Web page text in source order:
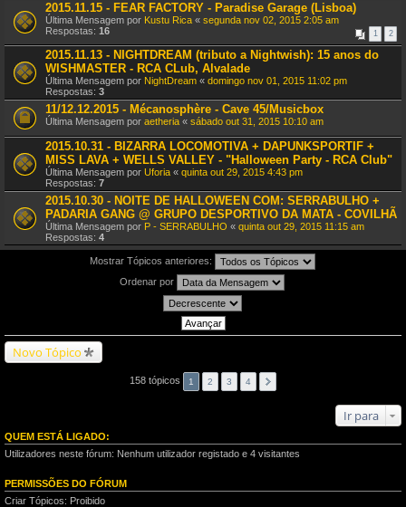
2015.11.15 - FEAR FACTORY - Paradise Garage (Lisboa)
Última Mensagem por Kustu Rica « segunda nov 02, 2015 2:05 am
Respostas: 16 1 2
2015.11.13 - NIGHTDREAM (tributo a Nightwish): 15 anos do
WISHMASTER - RCA CLub, Alvalade
Última Mensagem por NightDream « domingo nov 01, 2015 11:02 pm
Respostas: 3
11/12.12.2015 - Mécanosphère - Cave 45/Musicbox
Última Mensagem por aetheria « sábado out 31, 2015 10:10 am
2015.10.31 - BIZARRA LOCOMOTIVA + DAPUNKSPORTIF +
MISS LAVA + WELLS VALLEY - "Halloween Party - RCA Club"
Última Mensagem por Uforia « quinta out 29, 2015 4:43 pm
Respostas: 7
2015.10.30 - NOITE DE HALLOWEEN COM: SERRABULHO +
PADARIA GANG @ GRUPO DESPORTIVO DA MATA - COVILHÃ
Última Mensagem por P - SERRABULHO « quinta out 29, 2015 11:15 am
Respostas: 4
Mostrar Tópicos anteriores:
Ordenar por
Novo Tópico
158 tópicos 1 2 3 4
Ir para
QUEM ESTÁ LIGADO:
Utilizadores neste fórum: Nenhum utilizador registado e 4 visitantes
PERMISSÕES DO FÓRUM
Criar Tópicos: Proibido